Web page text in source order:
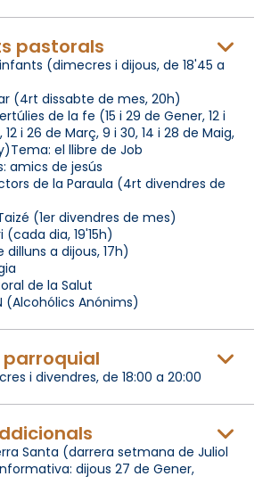
pastorals
(dimecres i dijous, de 18'45 a
(4rt dissabte de mes, 20h)
de la fe (15 i 29 de Gener, 12 i
i 26 de Març, 9 i 30, 14 i 28 de Maig,
el llibre de Job
amics de jesús
de la Paraula (4rt divendres de
(1er divendres de mes)
(cada dia, 19'15h)
dilluns a dijous, 17h)
de la Salut
(Alcohólics Anónims)
i divendres, de 18:00 a 20:00
Santa (darrera setmana de Juliol
informativa: dijous 27 de Gener,